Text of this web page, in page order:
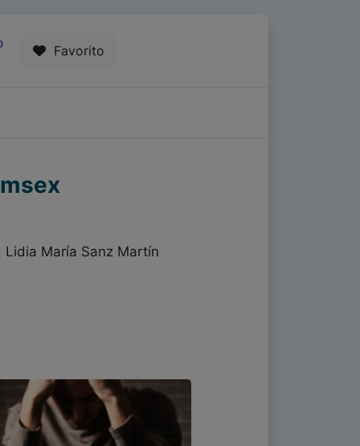
Favorito
Lidia María Sanz Martín